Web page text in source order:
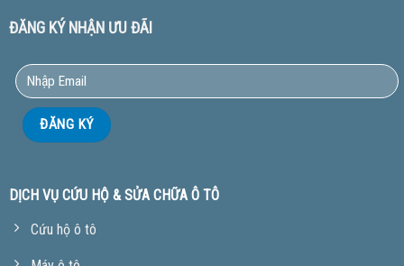
ĐĂNG KÝ NHẬN ƯU ĐÃI
DỊCH VỤ CỨU HỘ & SỬA CHỮA Ô TÔ
Cứu hộ ô tô